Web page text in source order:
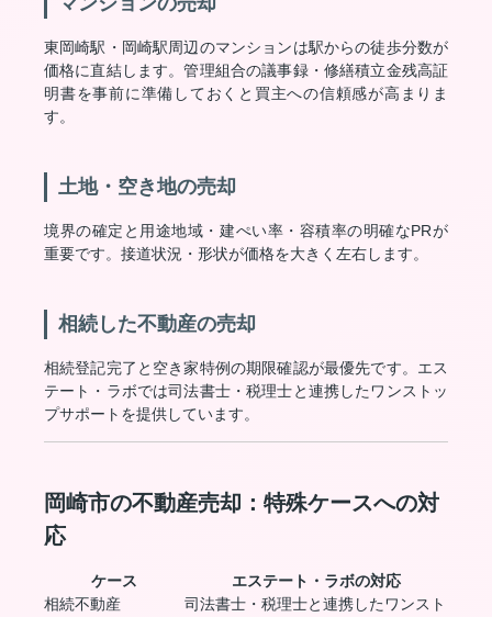
東岡崎駅・岡崎駅周辺のマンションは駅からの徒歩分数が
価格に直結します。管理組合の議事録・修繕積立金残高証
明書を事前に準備しておくと買主への信頼感が高まりま
す。
土地・空き地の売却
境界の確定と用途地域・建ぺい率・容積率の明確なPRが
重要です。接道状況・形状が価格を大きく左右します。
相続した不動産の売却
相続登記完了と空き家特例の期限確認が最優先です。エス
テート・ラボでは司法書士・税理士と連携したワンストッ
プサポートを提供しています。
岡崎市の不動産売却：特殊ケースへの対
応
ケース
エステート・ラボの対応
相続不動産
司法書士・税理士と連携したワンスト